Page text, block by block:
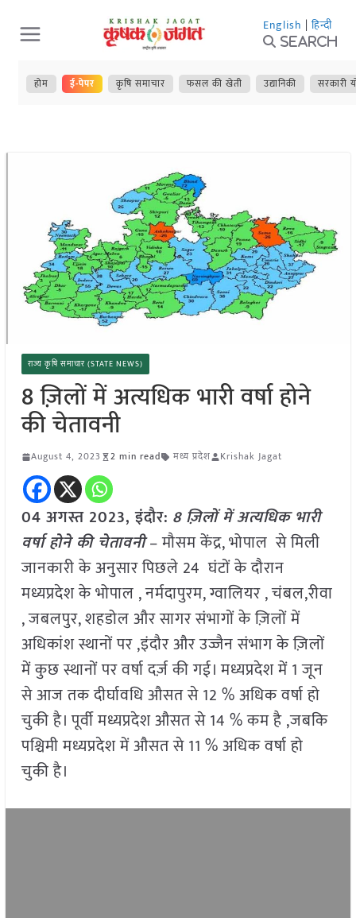
Skip
to
content
English | हिन्दी
Search
होम ई-पेपर कृषि समाचार फसल की खेती उद्यानिकी सरकारी
राज्य कृषि समाचार (STATE NEWS)
8 ज़िलों में अत्यधिक भारी वर्षा होने
की चेतावनी
August 4, 2023 2 min read मध्य प्रदेश Krishak Jagat
04 अगस्त 2023, इंदौर: 8 ज़िलों में अत्यधिक भारी
वर्षा होने की चेतावनी– मौसम केंद्र, भोपाल से मिली
जानकारी के अनुसार पिछले 24 घंटों के दौरान
मध्यप्रदेश के भोपाल , नर्मदापुरम, ग्वालियर , चंबल,रीवा
, जबलपुर, शहडोल और सागर संभागों के ज़िलों में
अधिकांश स्थानों पर ,इंदौर और उज्जैन संभाग के ज़िलों
में कुछ स्थानों पर वर्षा दर्ज़ की गई। मध्यप्रदेश में 1 जून
से आज तक दीर्घावधि औसत से 12 % अधिक वर्षा हो
चुकी है। पूर्वी मध्यप्रदेश औसत से 14 % कम है ,जबकि
पश्चिमी मध्यप्रदेश में औसत से 11 % अधिक वर्षा हो
चुकी है।